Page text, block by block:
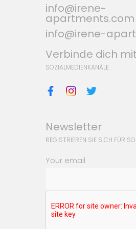
info@irene-
apartments.com
info@irene-
Verbinde dich
SOZIALMEDIENKANÄLE
Newsletter
REGISTRIEREN SIE SICH FÜR
Your email